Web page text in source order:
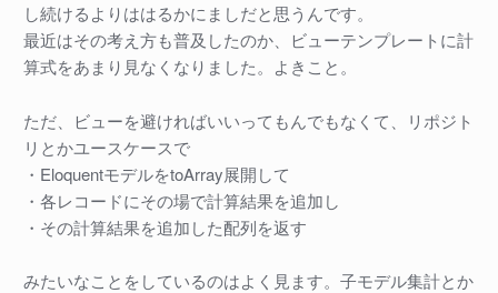
し続けるよりははるかにましだと思うんです。
最近はその考え方も普及したのか、ビューテンプレートに計
算式をあまり見なくなりました。よきこと。
ただ、ビューを避ければいいってもんでもなくて、リポジト
リとかユースケースで
・EloquentモデルをtoArray展開して
・各レコードにその場で計算結果を追加し
・その計算結果を追加した配列を返す
みたいなことをしているのはよく見ます。子モデル集計とか